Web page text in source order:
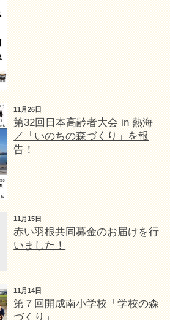
11月26日
第32回日本高齢者大会 in 熱海
／「いのちの森づくり」を報
告！
11月15日
赤い羽根共同募金のお届けを行
いました！
11月14日
第７回開成南小学校「学校の森
づくり」